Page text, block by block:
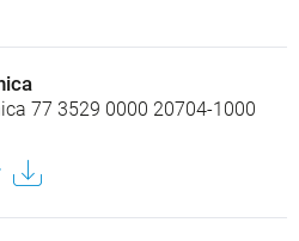
77 3529 0000 20704-1000